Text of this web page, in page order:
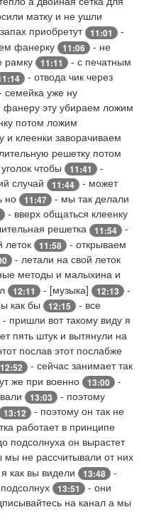
матку и не ушли
приобретут 11:01
-
фанерку
11:06
- не
рамку
11:11
- с печатным
- отвода чик через
семейка уже ну
фанеру эту убираем ложим
потом ложим
и клеенки заворачиваем
решетку потом
чтобы 11:41
-
случай
11:44
- может
но
11:47
- мы так делали
- вверх общаться клеенку
решетка 11:54
-
леток
11:58
- открываем
- летали на свой леток
методы и малыхина и
12:11 - [музыка] 12:13
-
как бы
12:15
- все
- пришли вот такому виду я
пять штук и вытянули на
послав этот послабже
12:52
- сейчас занимает так
же при военно 13:00
-
13:03
- поэтому
13:12
- поэтому он так не
работает в принципе
подсолнуха он вырастет
мы не рассчитывали от них
как вы видели 13:48
-
13:51
- они
на канал а мы